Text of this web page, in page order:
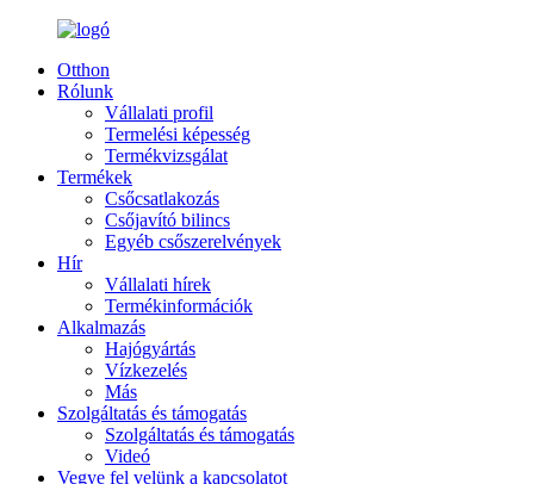
Otthon
Rólunk
Vállalati profil
Termelési képesség
Termékvizsgálat
Termékek
Csőcsatlakozás
Csőjavító bilincs
Egyéb csőszerelvények
Hír
Vállalati hírek
Termékinformációk
Alkalmazás
Hajógyártás
Vízkezelés
Más
Szolgáltatás és támogatás
Szolgáltatás és támogatás
Videó
Vegye fel velünk a kapcsolatot